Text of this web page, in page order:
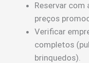
Reservar com
preços
Verificar
completos
brinquedos).